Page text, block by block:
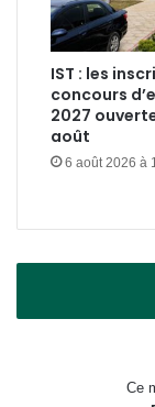
IST : les
concours
2027
août
6 août 2026 à
Ce